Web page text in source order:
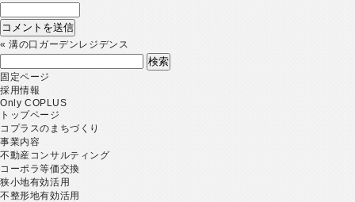
«溝の口ガーデンレジデンス
索:
固定ページ
採用情報
Only COPLUS
トップページ
コプラスのまちづくり
事業内容
不動産コンサルティング
コーポラ等価交換
狭小地有効活用
不整形地有効活用